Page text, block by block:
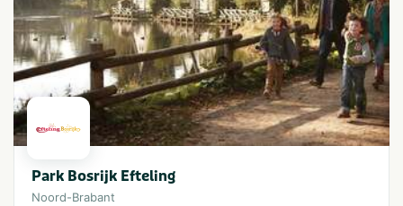
Park Bosrijk Efteling
Noord-Brabant